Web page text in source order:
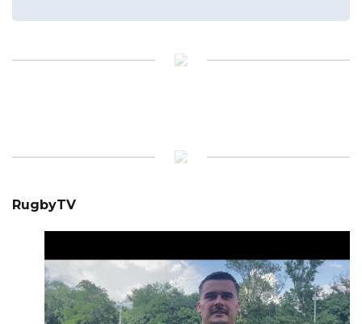
RugbyTV